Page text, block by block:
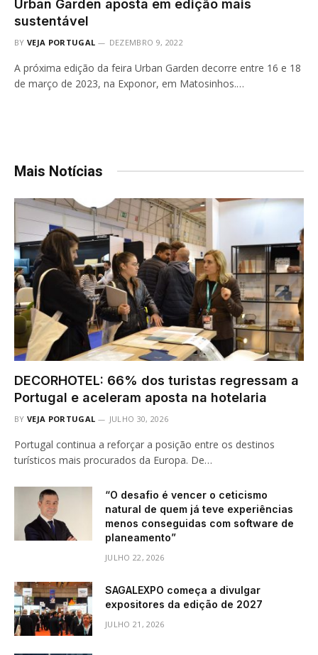
Urban Garden aposta em edição mais
sustentável
BY VEJA PORTUGAL DEZEMBRO 9, 2022
A próxima edição da feira Urban Garden decorre entre 16 e 18
de março de 2023, na Exponor, em Matosinhos.…
Mais Notícias
DECORHOTEL: 66% dos turistas regressam a
Portugal e aceleram aposta na hotelaria
BY VEJA PORTUGAL JULHO 30, 2026
Portugal continua a reforçar a posição entre os destinos
turísticos mais procurados da Europa. De…
“O desafio é vencer o ceticismo
natural de quem já teve experiências
menos conseguidas com software de
planeamento”
JULHO 22, 2026
SAGALEXPO começa a divulgar
expositores da edição de 2027
JULHO 21, 2026